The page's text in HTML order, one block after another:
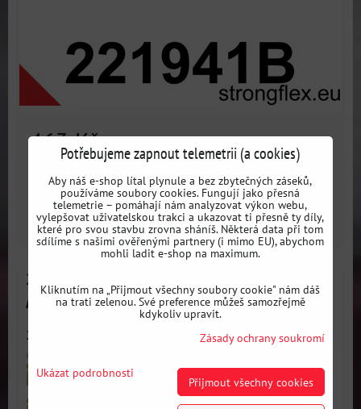
463 Kčs DPH
Dostupnost:3 dni
ZVOLTE VARIANTU
221941A Silentblok předního stabilizátoru SPORT
Audi / Seat / Škoda / VW / Cupra
221941A: Přední stabilizátor silentblok SPORT - Sportovní...
Potřebujeme zapnout telemetrii (a cookies)
Aby náš e-shop lítal plynule a bez zbytečných záseků,
používáme soubory cookies. Fungují jako přesná
telemetrie – pomáhají nám analyzovat výkon webu,
vylepšovat uživatelskou trakci a ukazovat ti přesně ty díly,
které pro svou stavbu zrovna sháníš. Některá data při tom
sdílíme s našimi ověřenými partnery (i mimo EU), abychom
mohli ladit e-shop na maximum.
Kliknutím na „Přijmout všechny soubory cookie" nám dáš
na trati zelenou. Své preference můžeš samozřejmě
kdykoliv upravit.
Zásady ochrany soukromí
Ukázat podrobnosti
Přijmout všechny cookies